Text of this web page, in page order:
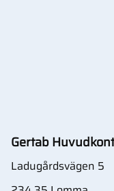
Gertab
Ladugårdsvägen 5